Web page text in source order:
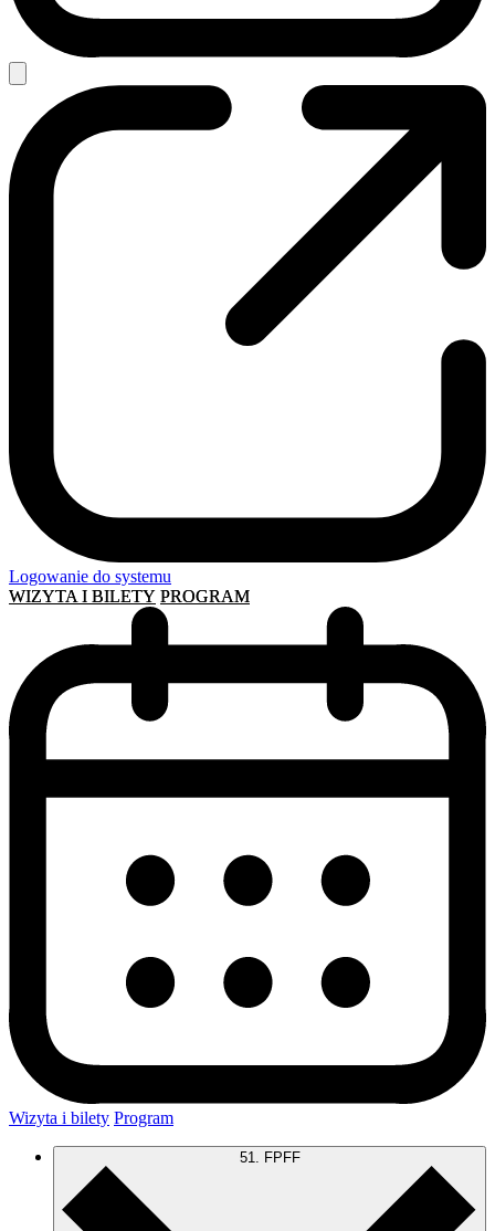
Logowanie do systemu
WIZYTA I BILETY PROGRAM
Wizyta i bilety Program
51. FPFF